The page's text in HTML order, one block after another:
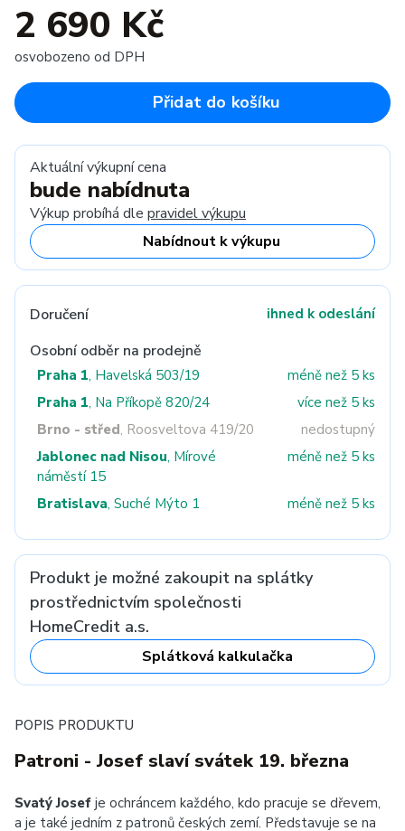
2 690 Kč
osvobozeno od DPH
Přidat do košíku
Aktuální výkupní cena
bude nabídnuta
Výkup probíhá dle pravidel výkupu
Nabídnout k výkupu
Doručení ihned k odeslání
Osobní odběr na prodejně
Praha 1, Havelská 503/19
méně než 5 ks
Praha 1, Na Příkopě 820/24
více než 5 ks
Brno - střed, Roosveltova 419/20
nedostupný
Jablonec nad Nisou, Mírové
náměstí 15
méně než 5 ks
Bratislava, Suché Mýto 1 méně než 5 ks
Produkt je možné zakoupit na splátky
prostřednictvím společnosti
HomeCredit a.s.
Splátková kalkulačka
POPIS PRODUKTU
Patroni - Josef slaví svátek 19. března
Svatý Josef je ochráncem každého, kdo pracuje se dřevem,
a je také jedním z patronů českých zemí. Představuje se na